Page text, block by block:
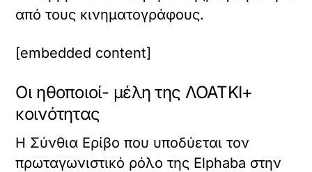
από τους κινηματογράφους.
[embedded content]
Οι ηθοποιοί- μέλη της ΛΟΑΤΚΙ+
κοινότητας
Η Σύνθια Ερίβο που υποδύεται τον
πρωταγωνιστικό ρόλο της Elphaba στην